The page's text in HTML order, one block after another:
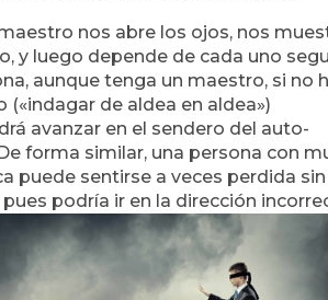
nos abre los ojos, nos
y luego depende de cada uno
aunque tenga un maestro, si no
(«indagar de aldea en aldea»)
avanzar en el sendero del auto-
forma similar, una persona con
puede sentirse a veces perdida
podría ir en la dirección